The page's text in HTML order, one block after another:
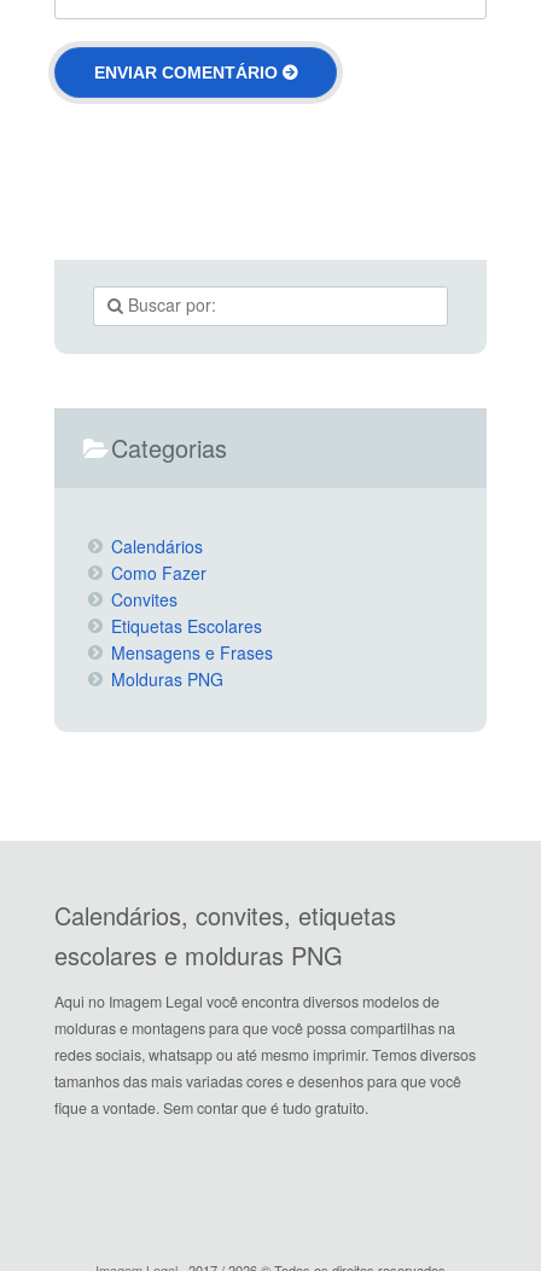
Categorias
Calendários
Como Fazer
Convites
Etiquetas Escolares
Mensagens e Frases
Molduras PNG
Calendários, convites, etiquetas
escolares e molduras PNG
Aqui no Imagem Legal você encontra diversos modelos de
molduras e montagens para que você possa compartilhas na
redes sociais, whatsapp ou até mesmo imprimir. Temos diversos
tamanhos das mais variadas cores e desenhos para que você
fique a vontade. Sem contar que é tudo gratuito.